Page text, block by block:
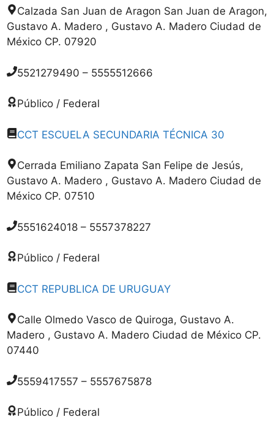
Calzada San Juan de Aragon San Juan de Aragon,
Gustavo A. Madero , Gustavo A. Madero Ciudad de
México CP. 07920
5521279490 – 5555512666
Público / Federal
CCT ESCUELA SECUNDARIA TÉCNICA 30
Cerrada Emiliano Zapata San Felipe de Jesús,
Gustavo A. Madero , Gustavo A. Madero Ciudad de
México CP. 07510
5551624018 – 5557378227
Público / Federal
CCT REPUBLICA DE URUGUAY
Calle Olmedo Vasco de Quiroga, Gustavo A.
Madero , Gustavo A. Madero Ciudad de México CP.
07440
5559417557 – 5557675878
Público / Federal